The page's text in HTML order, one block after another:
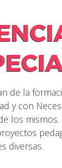
de la
y con
los mismos.
diversas.